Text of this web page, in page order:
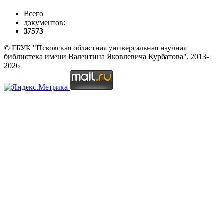
Всего
документов:
37573
© ГБУК "Псковская областная универсальная научная
библиотека имени Валентина Яковлевича Курбатова", 2013-
2026